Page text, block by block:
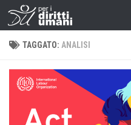
TAGGATO: ANALISI